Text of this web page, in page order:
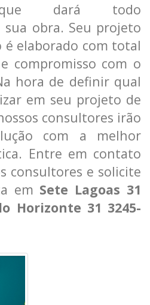
que dará todo
obra. Seu projeto
é elaborado com total
compromisso com o
hora de definir qual
em seu projeto de
consultores irão
com a melhor
Entre em contato
consultores e solicite
em Sete Lagoas 31
Horizonte 31 3245-